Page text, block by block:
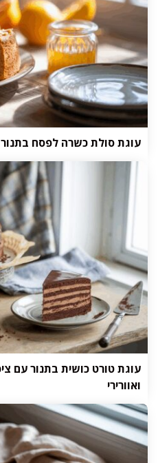
עוגת סולת כשרה לפסח
עוגת טורט כושית בתנור עם
ואוורירי